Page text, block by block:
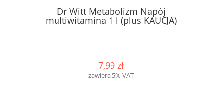
Dr Witt Metabolizm Napój
multiwitamina 1 l (plus KAUCJA)
7,99 zł
zawiera 5% VAT